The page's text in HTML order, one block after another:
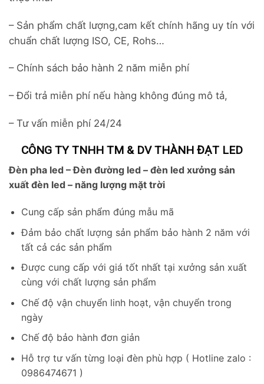
– Sản phẩm chất lượng,cam kết chính hãng uy tín với
chuẩn chất lượng ISO, CE, Rohs…
– Chính sách bảo hành 2 năm miễn phí
– Đổi trả miễn phí nếu hàng không đúng mô tả,
– Tư vấn miễn phí 24/24
CÔNG TY TNHH TM & DV THÀNH ĐẠT LED
Đèn pha led – Đèn đường led – đèn led xưởng sản
xuất đèn led – năng lượng mặt trời
Cung cấp sản phẩm đúng mẫu mã
Đảm bảo chất lượng sản phẩm bảo hành 2 năm với
tất cả các sản phẩm
Được cung cấp với giá tốt nhất tại xưởng sản xuất
cùng với chất lượng sản phẩm
Chế độ vận chuyển linh hoạt, vận chuyển trong
ngày
Chế độ bảo hành đơn giản
Hỗ trợ tư vấn từng loại đèn phù hợp ( Hotline zalo :
0986474671 )